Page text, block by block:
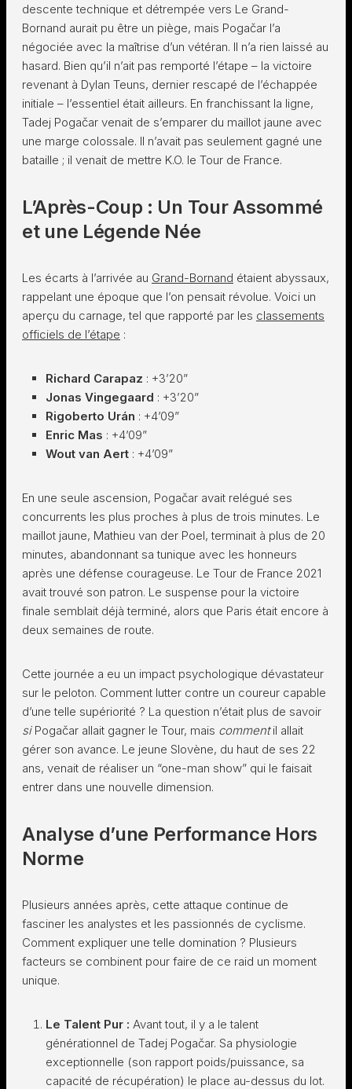
descente technique et détrempée vers Le Grand-
Bornand aurait pu être un piège, mais Pogačar l’a
négociée avec la maîtrise d’un vétéran. Il n’a rien laissé au
hasard. Bien qu’il n’ait pas remporté l’étape – la victoire
revenant à Dylan Teuns, dernier rescapé de l’échappée
initiale – l’essentiel était ailleurs. En franchissant la ligne,
Tadej Pogačar venait de s’emparer du maillot jaune avec
une marge colossale. Il n’avait pas seulement gagné une
bataille ; il venait de mettre K.O. le Tour de France.
L’Après-Coup : Un Tour Assommé
et une Légende Née
Les écarts à l’arrivée au Grand-Bornand étaient abyssaux,
rappelant une époque que l’on pensait révolue. Voici un
aperçu du carnage, tel que rapporté par les classements
officiels de l’étape :
Richard Carapaz : +3’20”
Jonas Vingegaard : +3’20”
Rigoberto Urán : +4’09”
Enric Mas : +4’09”
Wout van Aert : +4’09”
En une seule ascension, Pogačar avait relégué ses
concurrents les plus proches à plus de trois minutes. Le
maillot jaune, Mathieu van der Poel, terminait à plus de 20
minutes, abandonnant sa tunique avec les honneurs
après une défense courageuse. Le Tour de France 2021
avait trouvé son patron. Le suspense pour la victoire
finale semblait déjà terminé, alors que Paris était encore à
deux semaines de route.
Cette journée a eu un impact psychologique dévastateur
sur le peloton. Comment lutter contre un coureur capable
d’une telle supériorité ? La question n’était plus de savoir
siPogačar allait gagner le Tour, mais commentil allait
gérer son avance. Le jeune Slovène, du haut de ses 22
ans, venait de réaliser un “one-man show” qui le faisait
entrer dans une nouvelle dimension.
Analyse d’une Performance Hors
Norme
Plusieurs années après, cette attaque continue de
fasciner les analystes et les passionnés de cyclisme.
Comment expliquer une telle domination ? Plusieurs
facteurs se combinent pour faire de ce raid un moment
unique.
Le Talent Pur : Avant tout, il y a le talent
générationnel de Tadej Pogačar. Sa physiologie
exceptionnelle (son rapport poids/puissance, sa
capacité de récupération) le place au-dessus du lot.